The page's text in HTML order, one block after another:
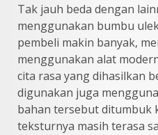
Tak jauh beda dengan
menggunakan bumbu
pembeli makin banyak,
menggunakan alat
cita rasa yang dihasilkan
digunakan juga
bahan tersebut ditumbuk
teksturnya masih terasa